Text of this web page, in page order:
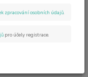
zpracování osobních údajů.
pro účely registrace.